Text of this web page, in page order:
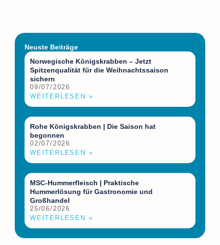
Neuste Beiträge
Norwegische Königskrabben – Jetzt
Spitzenqualität für die Weihnachtssaison
sichern
09/07/2026
WEITERLESEN »
Rohe Königskrabben | Die Saison hat
begonnen
02/07/2026
WEITERLESEN »
MSC-Hummerfleisch | Praktische
Hummerlösung für Gastronomie und
Großhandel
25/06/2026
WEITERLESEN »